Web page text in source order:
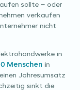
sollte – oder
verkaufen
nicht
in
Menschen in
Jahresumsatz
sinkt die